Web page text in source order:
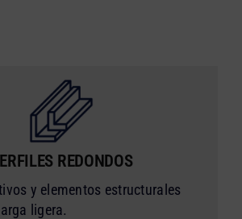
REDONDOS
y elementos estructurales
ligera.